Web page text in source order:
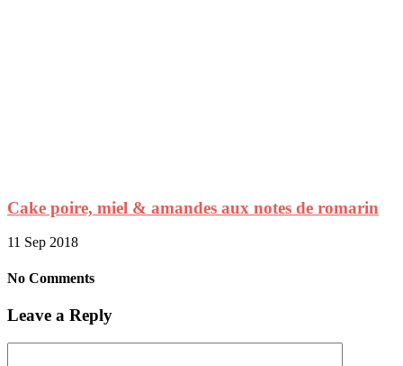
Cake poire, miel & amandes aux notes de romarin
11 Sep 2018
No Comments
Leave a Reply